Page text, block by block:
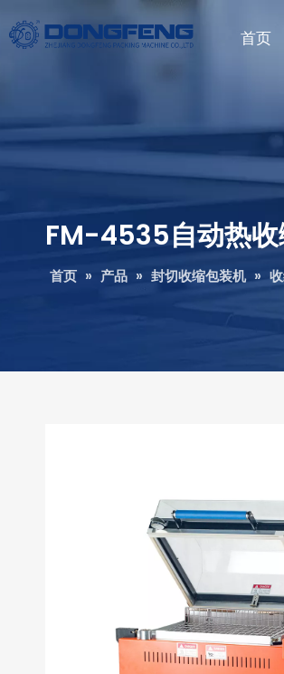
首页
FM-4535自动热收
首页 » 产品 » 封切收缩包装机 »